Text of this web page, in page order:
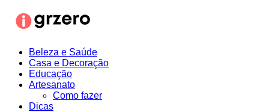
para
Beleza e Saúde
Casa e Decoração
Educação
Artesanato
Como fazer
Dicas